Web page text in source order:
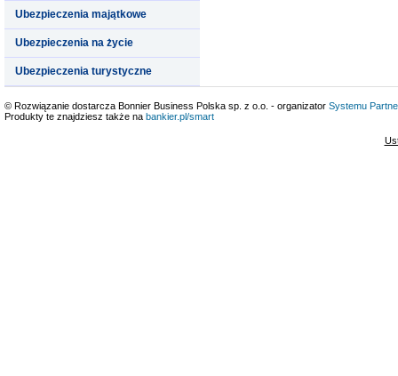
Ubezpieczenia majątkowe
Ubezpieczenia na życie
Ubezpieczenia turystyczne
© Rozwiązanie dostarcza Bonnier Business Polska sp. z o.o. - organizator Systemu
Produkty te znajdziesz także na bankier.pl/smart